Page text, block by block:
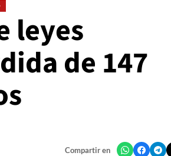
leyes
de 147
Compartir en